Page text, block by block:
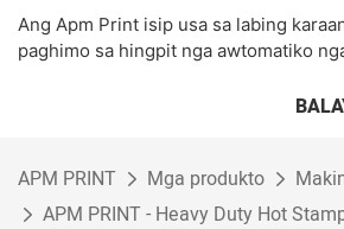
Ang Apm Print isip usa sa labing
paghimo sa hingpit nga awtomatiko
APM PRINT Mga produkto
APM PRINT - Heavy Duty Hot